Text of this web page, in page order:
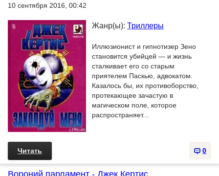
10 сентября 2016, 00:42
Жанр(ы): Триллеры
Иллюзионист и гипнотизер Зено
становится убийцей — и жизнь
сталкивает его со старым
приятелем Паскью, адвокатом.
Казалось бы, их противоборство,
протекающее зачастую в
магическом поле, которое
распространяет...
0
Читать
Вороний парламент - Джек Кертис